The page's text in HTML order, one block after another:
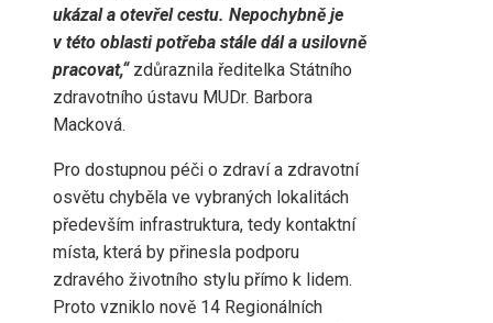
ukázal a otevřel cestu. Nepochybně je
v této oblasti potřeba stále dál a usilovně
pracovat,“ zdůraznila ředitelka Státního
zdravotního ústavu MUDr. Barbora
Macková.
Pro dostupnou péči o zdraví a zdravotní
osvětu chyběla ve vybraných lokalitách
především infrastruktura, tedy kontaktní
místa, která by přinesla podporu
zdravého životního stylu přímo k lidem.
Proto vzniklo nově 14 Regionálních